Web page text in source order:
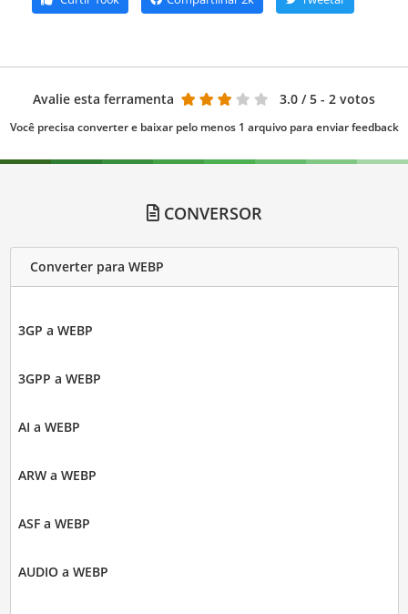
Avalie esta ferramenta 3.0 / 5 - 2 votos
Você precisa converter e baixar pelo menos 1 arquivo para enviar feedback
CONVERSOR
Converter para WEBP
3GP a WEBP
3GPP a WEBP
AI a WEBP
ARW a WEBP
ASF a WEBP
AUDIO a WEBP